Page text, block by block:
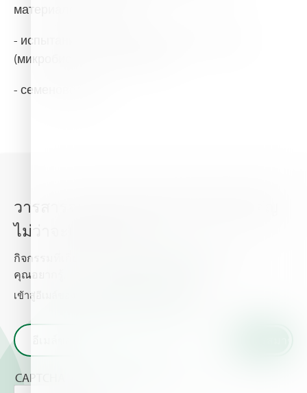
материалов и веществ;
- испытания и анализ в научных областях
(микробиологии, биохимии);
- семеноводство
วารสารจากไฮฟา อัพเดททุกเรื่องสำคัญ
ไม่ว่าจะเป็นข่าวสาร
กิจกรรมที่เกี่ยวกับพืชปลูก และธาตุอาหารพืช ที่
คุณอยากรู้.
เข้าสู่อีเมล์ของท่านและรับข่าวสารจากเราไฮฟา
CAPTCHA